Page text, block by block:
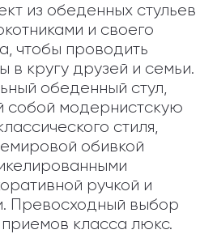
из обеденных стульев
и своего
чтобы проводить
кругу друзей и семьи.
обеденный стул,
собой модернистскую
стиля,
обивкой
ручкой и
Превосходный выбор
класса люкс.